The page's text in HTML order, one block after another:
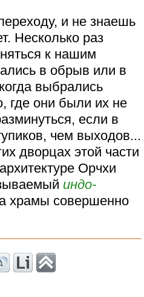
и не знаешь
Несколько раз
к нашим
в обрыв или в
выбрались
где они были их не
если в
чем выходов...
дворцах этой части
Орчхи
индо-
храмы совершенно